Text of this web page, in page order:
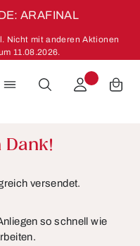
ARAFINAL
Nicht mit anderen Aktionen
11.08.2026.
versendet.
so schnell wie